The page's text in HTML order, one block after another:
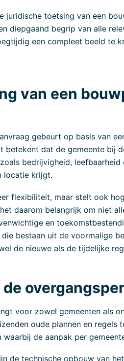
juridische toetsing van een
diepgaand begrip van alle
een compleet beeld te
van een
gebeurt op basis van
betekent dat de gemeente bij
bedrijvigheid,
locatie krijgt.
flexibiliteit, maar stelt ook
daarom belangrijk om niet
en
bestaan uit de voormalige
de nieuwe als de tijdelijke
voor zowel gemeenten als
oude plannen en
de aanpak per
de technische opbouw van